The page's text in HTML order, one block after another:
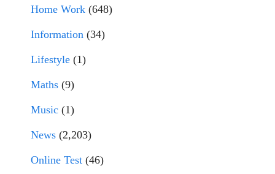
Home Work (648)
Information (34)
Lifestyle (1)
Maths (9)
Music (1)
News (2,203)
Online Test (46)